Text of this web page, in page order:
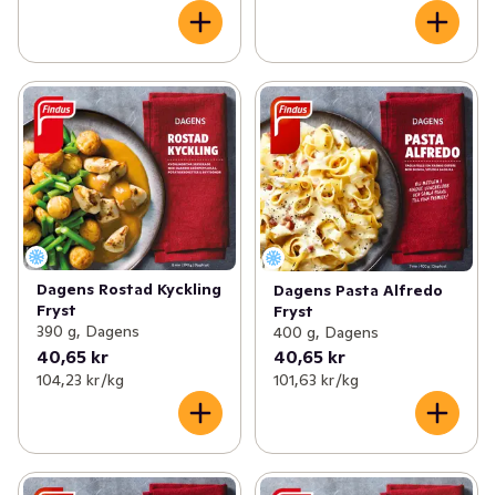
Dagens Rostad Kyckling
Fryst
390 g, Dagens
40,65 kr
104,23 kr /kg
Dagens Pasta Alfredo
Fryst
400 g, Dagens
40,65 kr
101,63 kr /kg